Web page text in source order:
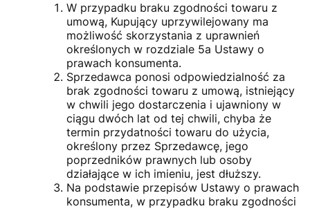
W przypadku braku zgodności towaru z
umową, Kupujący uprzywilejowany ma
możliwość skorzystania z uprawnień
określonych w rozdziale 5a Ustawy o
prawach konsumenta.
Sprzedawca ponosi odpowiedzialność za
brak zgodności towaru z umową, istniejący
w chwili jego dostarczenia i ujawniony w
ciągu dwóch lat od tej chwili, chyba że
termin przydatności towaru do użycia,
określony przez Sprzedawcę, jego
poprzedników prawnych lub osoby
działające w ich imieniu, jest dłuższy.
Na podstawie przepisów Ustawy o prawach
konsumenta, w przypadku braku zgodności